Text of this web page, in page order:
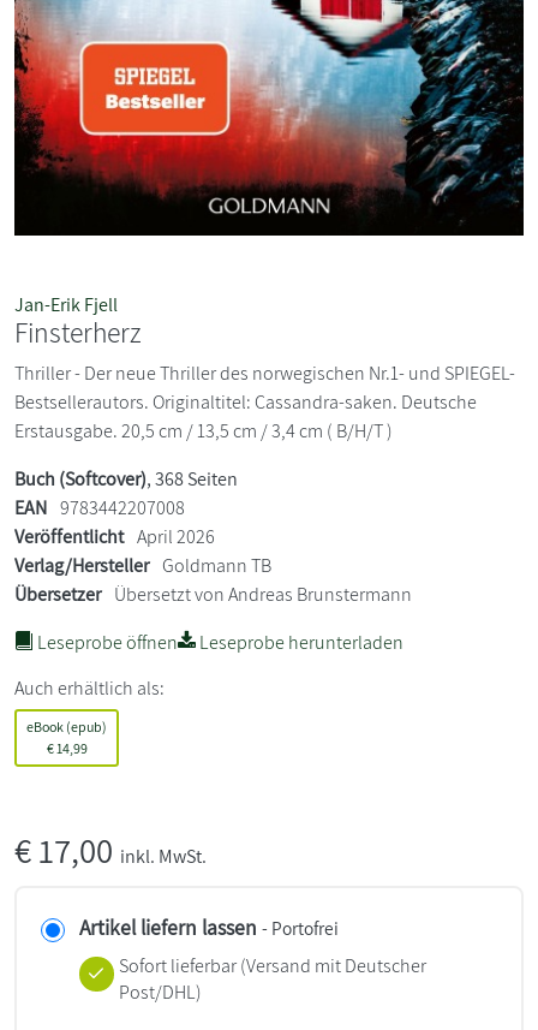
Jan-Erik Fjell
Finsterherz
Thriller - Der neue Thriller des norwegischen Nr.1- und SPIEGEL-
Bestsellerautors. Originaltitel: Cassandra-saken. Deutsche
Erstausgabe. 20,5 cm / 13,5 cm / 3,4 cm ( B/H/T )
Buch (Softcover), 368 Seiten
EAN 9783442207008
Veröffentlicht April 2026
Verlag/Hersteller Goldmann TB
Übersetzer Übersetzt von Andreas Brunstermann
Leseprobe öffnen
Leseprobe herunterladen
Auch erhältlich als:
eBook (epub)
€14,99
€17,00 inkl. MwSt.
Artikel liefern lassen - Portofrei
Sofort lieferbar(Versand mit Deutscher
Post/DHL)